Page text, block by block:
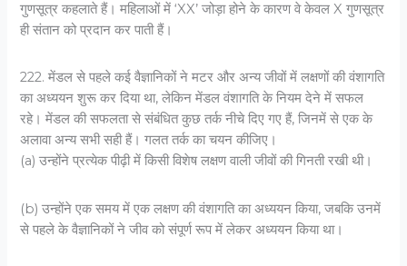
गुणसूत्र कहलाते हैं। महिलाओं में ‘XX’ जोड़ा होने के कारण वे केवल X गुणसूत्र
ही संतान को प्रदान कर पाती हैं।
222. मेंडल से पहले कई वैज्ञानिकों ने मटर और अन्य जीवों में लक्षणों की वंशागति
का अध्ययन शुरू कर दिया था, लेकिन मेंडल वंशागति के नियम देने में सफल
रहे। मेंडल की सफलता से संबंधित कुछ तर्क नीचे दिए गए हैं, जिनमें से एक के
अलावा अन्य सभी सही हैं। गलत तर्क का चयन कीजिए।
(a) उन्होंने प्रत्येक पीढ़ी में किसी विशेष लक्षण वाली जीवों की गिनती रखी थी।
(b) उन्होंने एक समय में एक लक्षण की वंशागति का अध्ययन किया, जबकि उनमें
से पहले के वैज्ञानिकों ने जीव को संपूर्ण रूप में लेकर अध्ययन किया था।